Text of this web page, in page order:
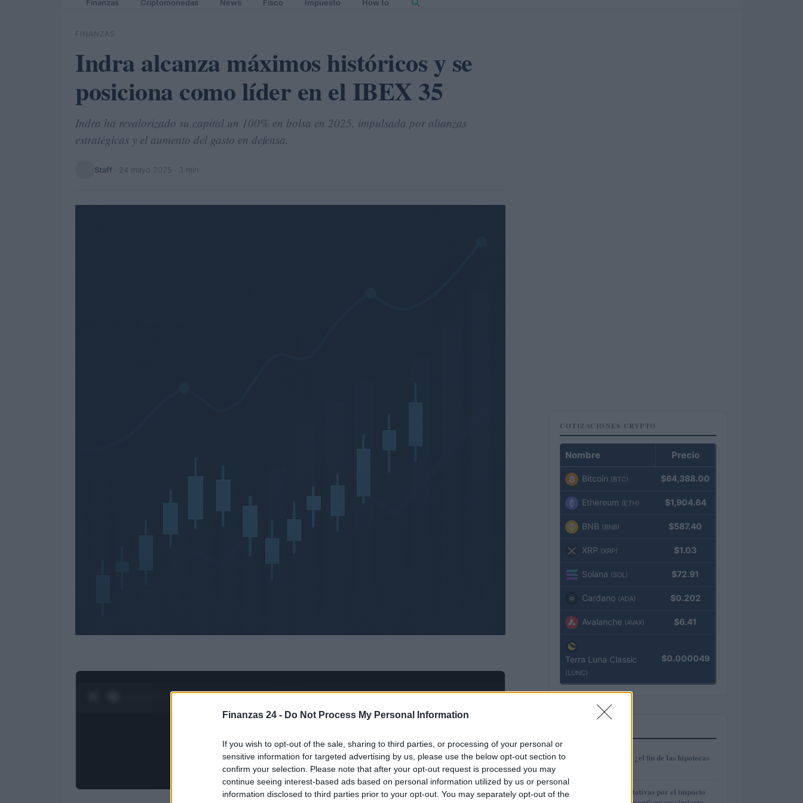
Finanzas 24 - Do Not Process My Personal Information
If you wish to opt-out of the sale, sharing to third parties, or processing of your personal or
sensitive information for targeted advertising by us, please use the below opt-out section to
confirm your selection. Please note that after your opt-out request is processed you may
continue seeing interest-based ads based on personal information utilized by us or personal
information disclosed to third parties prior to your opt-out. You may separately opt-out of the
Finanzas Criptomonedas News Fisco Impuesto How to
FINANZAS
Indra alcanza máximos históricos y se
posiciona como líder en el IBEX 35
Indra ha revalorizado su capital un 100% en bolsa en 2025, impulsada por alianzas
estratégicas y el aumento del gasto en defensa.
Staff 24 mayo 2025 · 3 min
COTIZACIONES CRYPTO
Nombre Precio
Bitcoin (BTC) $64,388.00
Ethereum (ETH) $1,904.64
BNB (BNB) $587.40
XRP (XRP) $1.03
Solana (SOL) $72.91
Cardano (ADA) $0.202
Avalanche (AVAX) $6.41
Terra Luna Classic
(LUNC)
$0.000049
1
Euríbor en caída: ¿el fin de las hipotecas
2
IAG reduce expectativas por el impacto